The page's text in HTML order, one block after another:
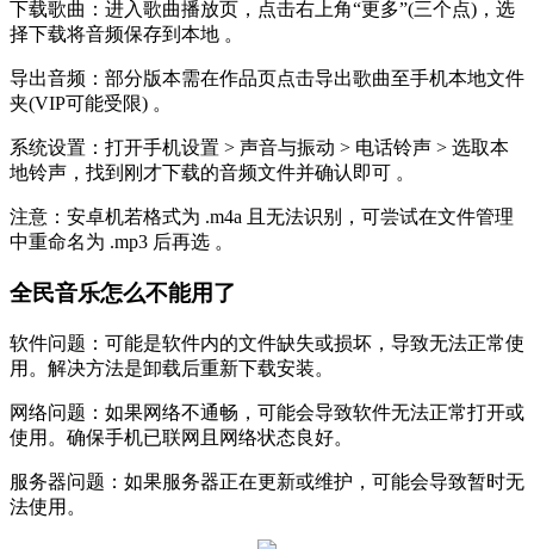
‌下载歌曲‌：进入歌曲播放页，点击右上角“更多”(三个点)，选
择‌下载‌将音频保存到本地 。
‌导出音频‌：部分版本需在作品页点击‌导出歌曲‌至手机本地文件
夹(VIP可能受限) 。
‌系统设置‌：打开手机‌设置 > 声音与振动 > 电话铃声 > 选取本
地铃声‌，找到刚才下载的音频文件并确认即可 。
注意：安卓机若格式为 .m4a 且无法识别，可尝试在文件管理
中重命名为 .mp3 后再选 。‌‌
全民音乐怎么不能用了
‌软件问题‌：可能是软件内的文件缺失或损坏，导致无法正常使
用。解决方法是卸载后重新下载安装‌。
‌网络问题‌：如果网络不通畅，可能会导致软件无法正常打开或
使用。确保手机已联网且网络状态良好‌。
‌服务器问题‌：如果服务器正在更新或维护，可能会导致暂时无
法使用。